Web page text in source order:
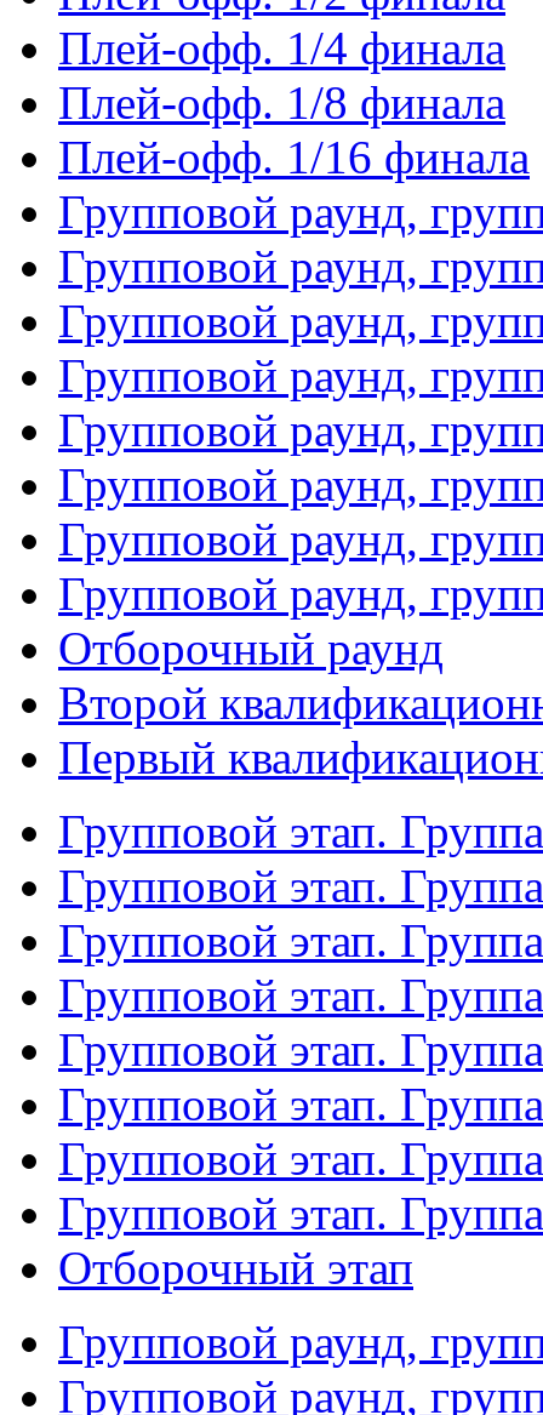
Плей-офф. 1/4 финала
Плей-офф. 1/8 финала
Плей-офф. 1/16 финала
Групповой раунд,
Групповой раунд,
Групповой раунд,
Групповой раунд,
Групповой раунд,
Групповой раунд,
Групповой раунд,
Групповой раунд,
Отборочный раунд
Второй
Первый
Групповой этап.
Групповой этап.
Групповой этап.
Групповой этап.
Групповой этап.
Групповой этап.
Групповой этап.
Групповой этап.
Отборочный этап
Групповой раунд,
Групповой раунд,